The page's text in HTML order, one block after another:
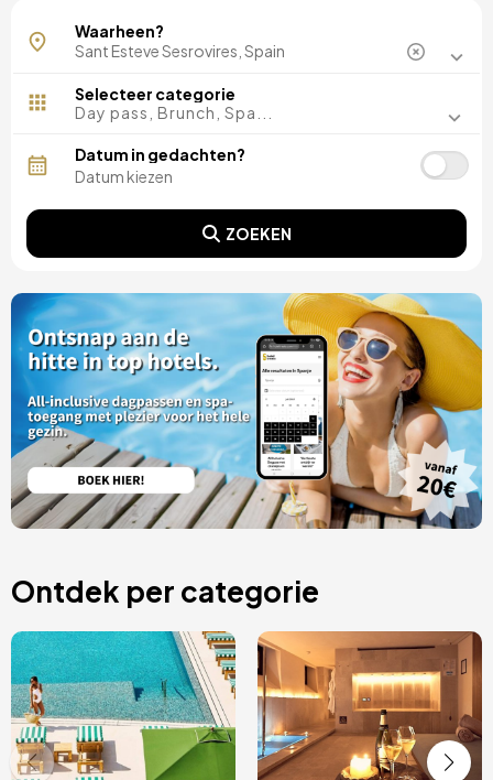
Waarheen?
Selecteer categorie
Day pass, Brunch, Spa...
Datum in gedachten?
ZOEKEN
Ontdek per categorie